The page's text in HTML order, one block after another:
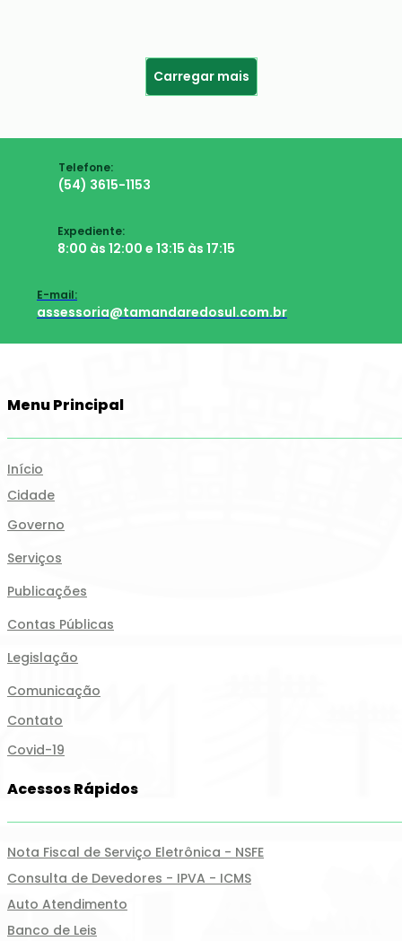
Carregar mais
Telefone:
(54) 3615-1153
Expediente:
8:00 às 12:00 e 13:15 às 17:15
E-mail:
assessoria@tamandaredosul.com.br
Menu Principal
Início
Cidade
Governo
Serviços
Publicações
Contas Públicas
Legislação
Comunicação
Contato
Covid-19
Acessos Rápidos
Nota Fiscal de Serviço Eletrônica - NSFE
Consulta de Devedores - IPVA - ICMS
Auto Atendimento
Banco de Leis